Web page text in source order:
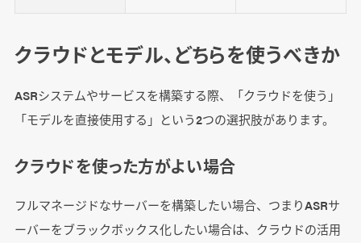
クラウドとモデル、どちらを使うべきか
ASRシステムやサービスを構築する際、「クラウドを使う」
「モデルを直接使用する」という2つの選択肢があります。
クラウドを使った方がよい場合
フルマネージドなサーバーを構築したい場合、つまりASRサ
ーバーをブラックボックス化したい場合は、クラウドの活用